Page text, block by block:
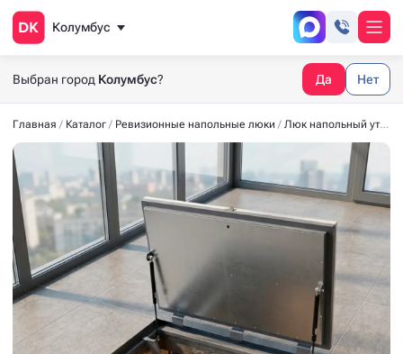
Колумбус
Выбран город Колумбус? Да Нет
Главная Каталог Ревизионные напольные люки Люк напольный утеплённый СТАНДАРТ-УТ40 1000x600